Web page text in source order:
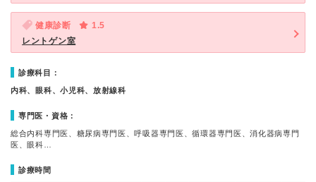
健康診断
1.5
レントゲン室
診療科目：
内科、眼科、小児科、放射線科
専門医・資格：
総合内科専門医、糖尿病専門医、呼吸器専門医、循環器専門医、消化器病専門
医、眼科…
診療時間